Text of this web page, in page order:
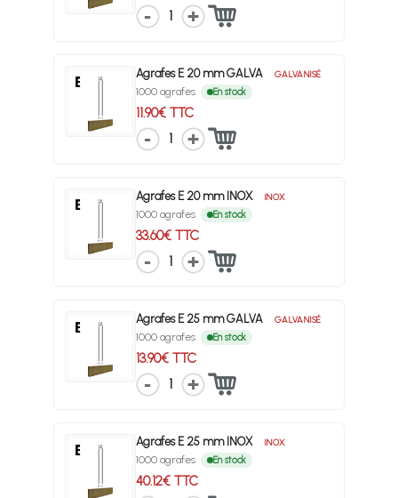
1
Agrafes E 20 mm GALVA GALVANISÉ
1000 agrafes En stock
11.90€ TTC
1
Agrafes E 20 mm INOX INOX
1000 agrafes En stock
33.60€ TTC
1
Agrafes E 25 mm GALVA GALVANISÉ
1000 agrafes En stock
13.90€ TTC
1
Agrafes E 25 mm INOX INOX
1000 agrafes En stock
40.12€ TTC